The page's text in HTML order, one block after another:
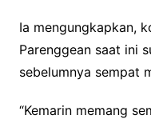
Ia mengungkapkan,
Parenggean saat ini
sebelumnya sempat
“Kemarin memang